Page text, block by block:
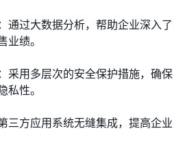
：通过大数据分析，帮助企业深入了
业绩。
：采用多层次的安全保护措施，确保
私性。
三方应用系统无缝集成，提高企业